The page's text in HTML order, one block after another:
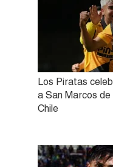
Los Piratas
a San Marcos
Chile